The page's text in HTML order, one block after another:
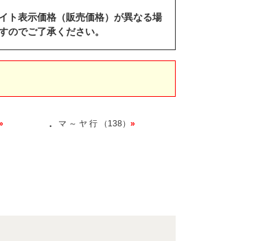
ト表示価格（販売価格）が異なる場
のでご了承ください。
・ マ ～ ヤ 行 （138） »